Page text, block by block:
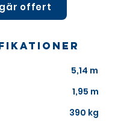
offert
5,14 m
1,95 m
390 kg